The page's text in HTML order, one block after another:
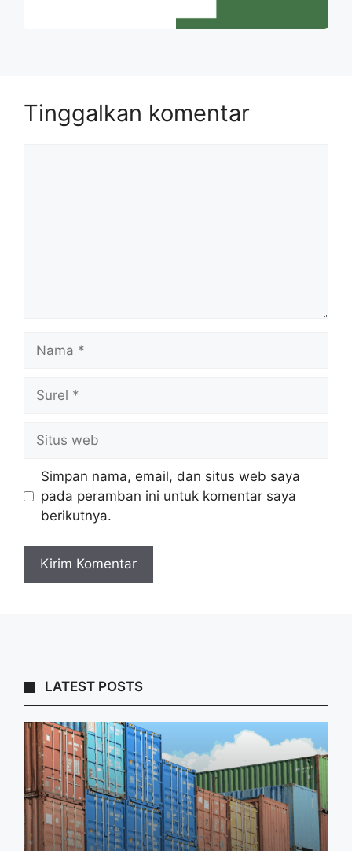
Tinggalkan komentar
web
Simpan nama, email, dan situs web saya
pada peramban ini untuk komentar saya
berikutnya.
LATEST POSTS